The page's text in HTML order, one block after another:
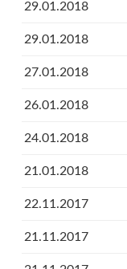
29.01.2018
29.01.2018
27.01.2018
26.01.2018
24.01.2018
21.01.2018
22.11.2017
21.11.2017